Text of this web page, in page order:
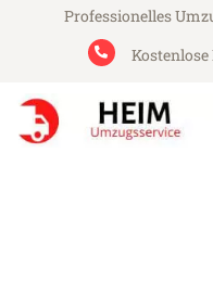
Professionelles